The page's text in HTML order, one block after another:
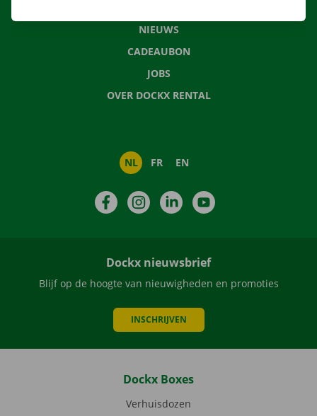
NIEUWS
CADEAUBON
JOBS
OVER DOCKX RENTAL
NL FR EN
FacebookInstagramLinkedIn
Dockx nieuwsbrief
Blijf op de hoogte van nieuwigheden en promoties
INSCHRIJVEN
Dockx Boxes
Verhuisdozen